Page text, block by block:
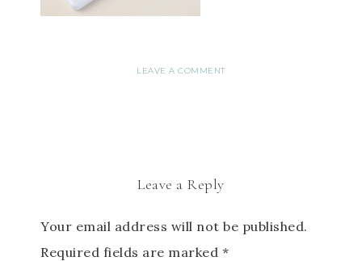
LEAVE A COMMENT
Leave a Reply
Your email address will not be published.
Required fields are marked *